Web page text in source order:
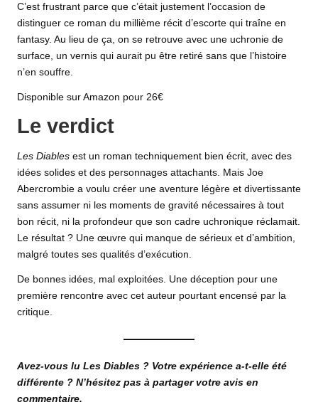
C’est frustrant parce que c’était justement l’occasion de
distinguer ce roman du millième récit d’escorte qui traîne en
fantasy. Au lieu de ça, on se retrouve avec une uchronie de
surface, un vernis qui aurait pu être retiré sans que l’histoire
n’en souffre.
Disponible sur Amazon pour 26€
Le verdict
Les Diables est un roman techniquement bien écrit, avec des
idées solides et des personnages attachants. Mais Joe
Abercrombie a voulu créer une aventure légère et divertissante
sans assumer ni les moments de gravité nécessaires à tout
bon récit, ni la profondeur que son cadre uchronique réclamait.
Le résultat ? Une œuvre qui manque de sérieux et d’ambition,
malgré toutes ses qualités d’exécution.
De bonnes idées, mal exploitées. Une déception pour une
première rencontre avec cet auteur pourtant encensé par la
critique.
Avez-vous lu Les Diables ? Votre expérience a-t-elle été
différente ? N’hésitez pas à partager votre avis en
commentaire.